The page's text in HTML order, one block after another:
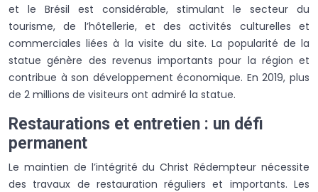
et le Brésil est considérable, stimulant le secteur du
tourisme, de l’hôtellerie, et des activités culturelles et
commerciales liées à la visite du site. La popularité de la
statue génère des revenus importants pour la région et
contribue à son développement économique. En 2019, plus
de 2 millions de visiteurs ont admiré la statue.
Restaurations et entretien : un défi
permanent
Le maintien de l’intégrité du Christ Rédempteur nécessite
des travaux de restauration réguliers et importants. Les